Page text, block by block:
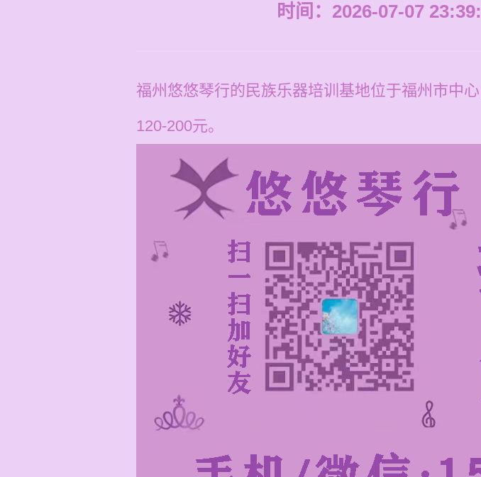
时间：2026-07-07
福州悠悠琴行的民族乐器培训基地位于福州市中
120-200元。